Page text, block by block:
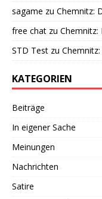
sagame zu Chemnitz:
free chat zu Chemnitz:
STD Test zu
KATEGORIEN
Beiträge
In eigener Sache
Meinungen
Nachrichten
Satire